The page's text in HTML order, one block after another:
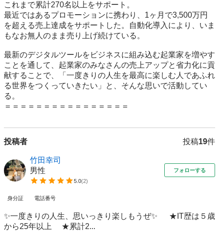
これまで累計270名以上をサポート。
最近ではあるプロモーションに携わり、1ヶ月で3,500万円
を超える売上達成をサポートした。自動化導入により、いま
もなお無人のまま売り上げ続けている。
最新のデジタルツールをビジネスに組み込む起業家を増やす
ことを通して、起業家のみなさんの売上アップと省力化に貢
献することで、「一度きりの人生を最高に楽しむ人であふれ
る世界をつくっていきたい」と、そんな思いで活動してい
る。
＝＝＝＝＝＝＝＝＝＝＝＝＝＝＝＝
投稿者 投稿19件
竹田幸司
男性
5.0(2)
フォローする
身分証 電話番号
✨一度きりの人生、思いっきり楽しもうぜ✨ ★IT歴は５歳
から25年以上 ★累計2...